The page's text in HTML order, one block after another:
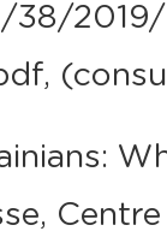
38/